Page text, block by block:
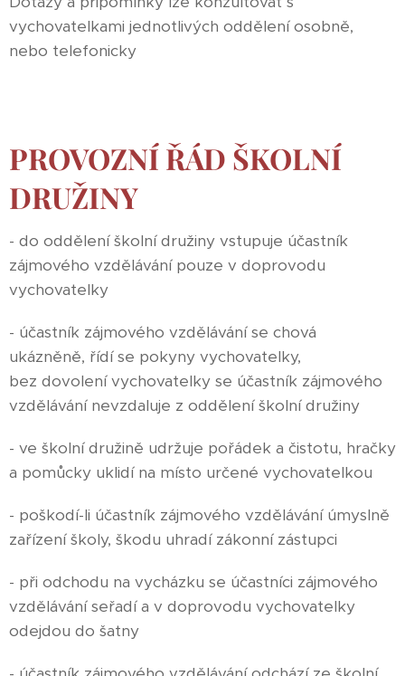
vychovatelkami jednotlivých oddělení osobně,
nebo telefonicky
PROVOZNÍ ŘÁD ŠKOLNÍ
DRUŽINY
- do oddělení školní družiny vstupuje účastník
zájmového vzdělávání pouze v doprovodu
vychovatelky
- účastník zájmového vzdělávání se chová
ukázněně, řídí se pokyny vychovatelky,
bez dovolení vychovatelky se účastník zájmového
vzdělávání nevzdaluje z oddělení školní družiny
- ve školní družině udržuje pořádek a čistotu, hračky
a pomůcky uklidí na místo určené vychovatelkou
- poškodí-li účastník zájmového vzdělávání úmyslně
zařízení školy, škodu uhradí zákonní zástupci
- při odchodu na vycházku se účastníci zájmového
vzdělávání seřadí a v doprovodu vychovatelky
odejdou do šatny